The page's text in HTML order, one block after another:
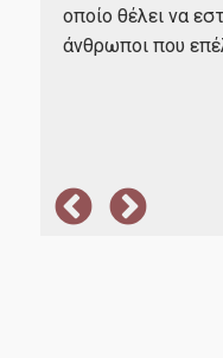
οποίο θέλει να
άνθρωποι που